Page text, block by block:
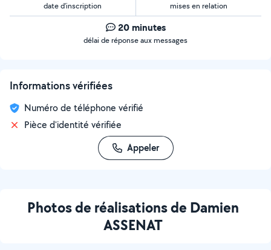
date d’inscription mises en relation
20 minutes
délai de réponse aux messages
Informations vérifiées
Numéro de téléphone vérifié
Pièce d'identité vérifiée
Appeler
Photos de réalisations de Damien
ASSENAT